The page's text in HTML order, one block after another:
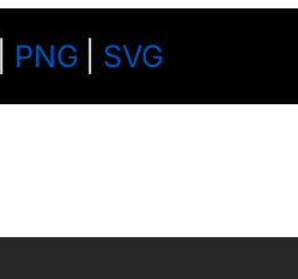
PNG SVG